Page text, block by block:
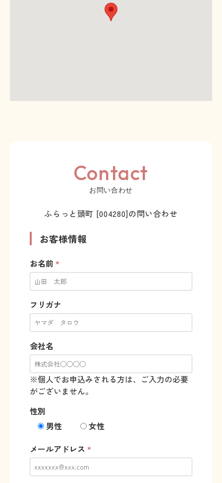
Contact
お問い合わせ
ふらっと頭町 [004280]の問い合わせ
お客様情報
お名前 *
フリガナ
会社名
※個人でお申込みされる方は、ご入力の必要
がございません。
性別
男性
女性
メールアドレス *